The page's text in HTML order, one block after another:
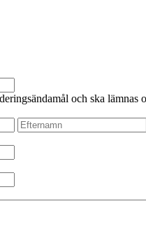
och ska lämnas
Förnamn